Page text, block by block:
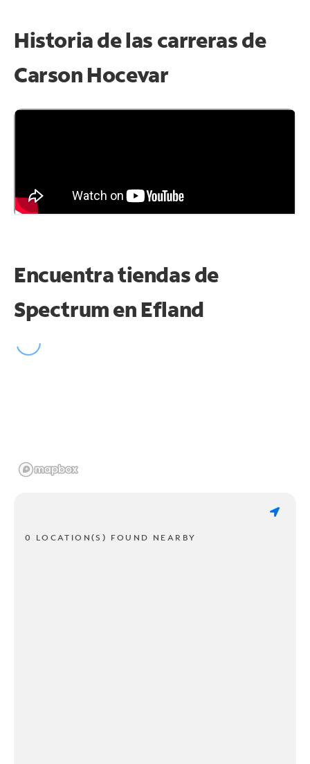
Historia de las carreras de
Carson Hocevar
Encuentra tiendas de
Spectrum en Efland
0 LOCATION(S) FOUND NEARBY